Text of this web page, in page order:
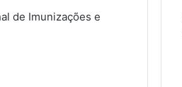
de Imunizações e